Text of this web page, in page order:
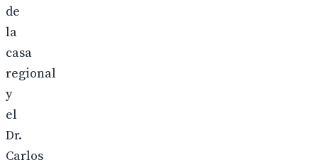
de
la
casa
regional
y
el
Dr.
Carlos